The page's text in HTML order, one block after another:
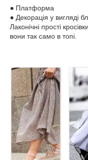
● Платформа
● Декорація у вигляді
Лаконічні прості
вони так само в топі.